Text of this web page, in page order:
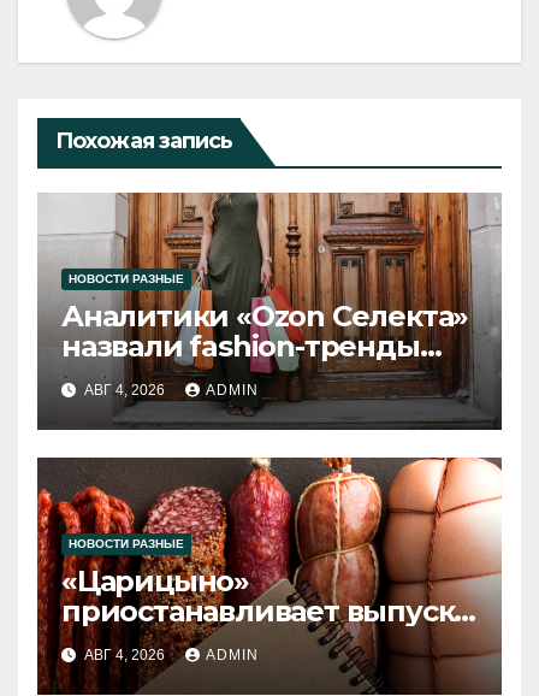
Похожая запись
НОВОСТИ РАЗНЫЕ
Аналитики «Ozon Селекта»
назвали fashion-тренды
2026 года
АВГ 4, 2026 ADMIN
НОВОСТИ РАЗНЫЕ
«Царицыно»
приостанавливает выпуск
продукции
АВГ 4, 2026 ADMIN